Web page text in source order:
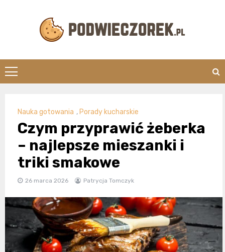
Nauka gotowania , Porady kucharskie
Czym przyprawić żeberka
– najlepsze mieszanki i
triki smakowe
26 marca 2026 Patrycja Tomczyk